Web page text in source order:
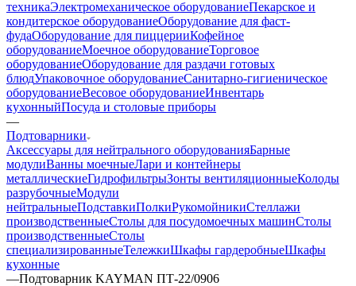
техникаЭлектромеханическое оборудованиеПекарское и
кондитерское оборудованиеОборудование для фаст-
фудаОборудование для пиццерииКофейное
оборудованиеМоечное оборудованиеТорговое
оборудованиеОборудование для раздачи готовых
блюдУпаковочное оборудованиеСанитарно-гигиеническое
оборудованиеВесовое оборудованиеИнвентарь
кухонныйПосуда и столовые приборы
—
Подтоварники
Аксессуары для нейтрального оборудованияБарные
модулиВанны моечныеЛари и контейнеры
металлическиеГидрофильтрыЗонты вентиляционныеКолоды
разрубочныеМодули
нейтральныеПодставкиПолкиРукомойникиСтеллажи
производственныеСтолы для посудомоечных машинСтолы
производственныеСтолы
специализированныеТележкиШкафы гардеробныеШкафы
кухонные
—Подтоварник KAYMAN ПТ-22/0906